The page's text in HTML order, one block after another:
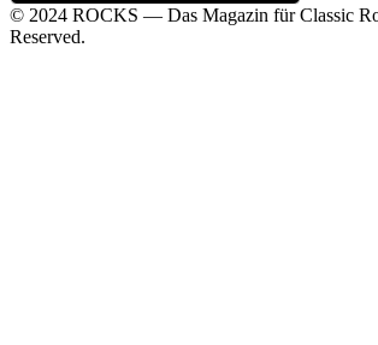
© 2024 ROCKS — Das Magazin für Classic
Reserved.